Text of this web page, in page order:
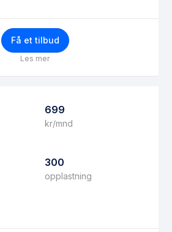
Få et tilbud
Les mer
699
kr/mnd
300
opplastning